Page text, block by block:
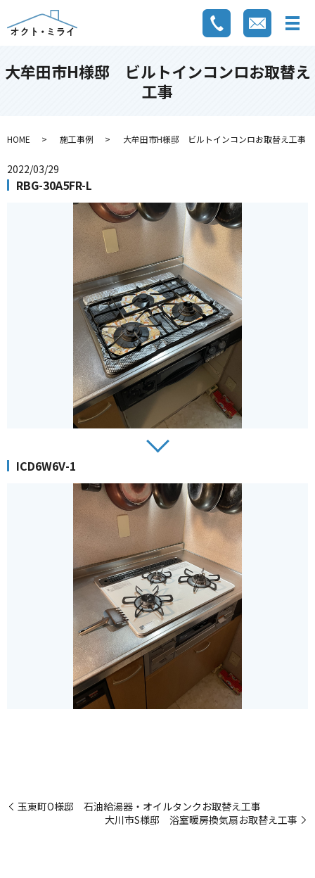
大牟田市H様邸 ビルトインコンロお取替え
工事
HOME 施工事例 大牟田市H様邸 ビルトインコンロお取替え工事
2022/03/29
RBG-30A5FR-L
ICD6W6V-1
玉東町O様邸 石油給湯器・オイルタンクお取替え工事
大川市S様邸 浴室暖房換気扇お取替え工事